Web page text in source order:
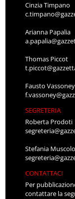
Cinzia Timpano
Arianna Papalia
Thomas Piccot
Fausto Vassoney
SEGRETERIA
Roberta Prodoti
Stefania Muscolo
CONTATTACI
Per
contattare la